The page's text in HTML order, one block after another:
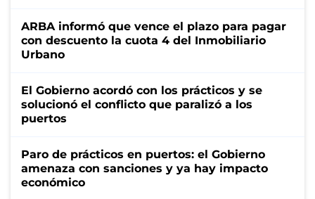
ARBA informó que vence el plazo para pagar
con descuento la cuota 4 del Inmobiliario
Urbano
El Gobierno acordó con los prácticos y se
solucionó el conflicto que paralizó a los
puertos
Paro de prácticos en puertos: el Gobierno
amenaza con sanciones y ya hay impacto
económico